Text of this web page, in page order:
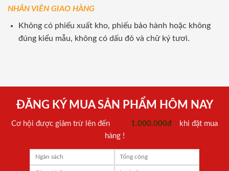
NHÂN VIÊN GIAO HÀNG
Không có phiếu xuất kho, phiếu bảo hành hoặc không
đúng kiểu mẫu, không có dấu đỏ và chữ ký tươi.
ĐĂNG KÝ MUA SẢN PHẨM HÔM NAY
Cơ hội được giảm trừ lên đến 1.000.000đ
khi đặt mua
hàng !